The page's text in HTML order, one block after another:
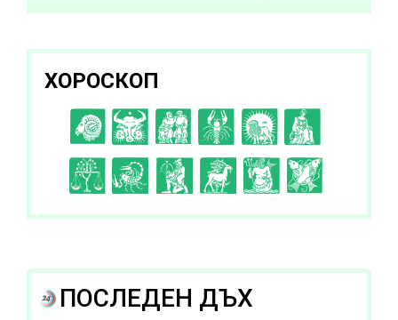
ХОРОСКОП
C D EFGH
I J K L A B
ПОСЛЕДЕН ДЪХ